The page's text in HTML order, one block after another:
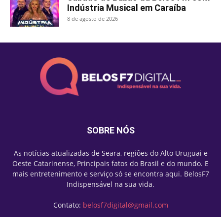
Indústria Musical em Caraíba
8 de agosto de 2026
SOBRE NÓS
As notícias atualizadas de Seara, regiões do Alto Uruguai e
Oeste Catarinense, Principais fatos do Brasil e do mundo. E
mais entretenimento e serviço só se encontra aqui. BelosF7
Indispensável na sua vida.
Contato: belosf7digital@gmail.com